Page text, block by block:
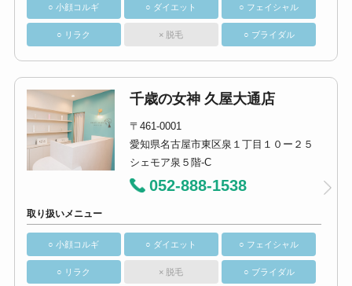
○ 小顔コルギ ○ ダイエット ○ フェイシャル
○ リラク × 脱毛 ○ ブライダル
千歳の女神 久屋大通店
〒461-0001
愛知県名古屋市東区泉１丁目１０ー２５
シェモア泉５階-C
052-888-1538
取り扱いメニュー
○ 小顔コルギ ○ ダイエット ○ フェイシャル
○ リラク × 脱毛 ○ ブライダル